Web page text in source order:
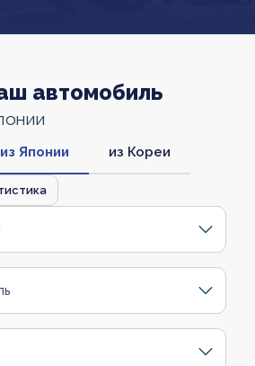
автомобиль
из Японии из Кореи